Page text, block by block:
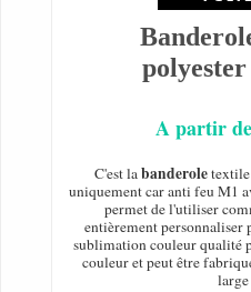
A partir
C'est labanderoletextile
uniquement car anti feu M1
permet de l'utiliser
entièrement personnaliser
sublimation couleur qualité
couleur et peut être